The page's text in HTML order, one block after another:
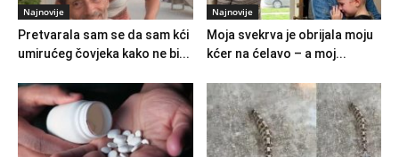
Najnovije
Pretvarala sam se da sam kći
umirućeg čovjeka kako ne bi...
Najnovije
Moja svekrva je obrijala moju
kćer na ćelavo – a moj...